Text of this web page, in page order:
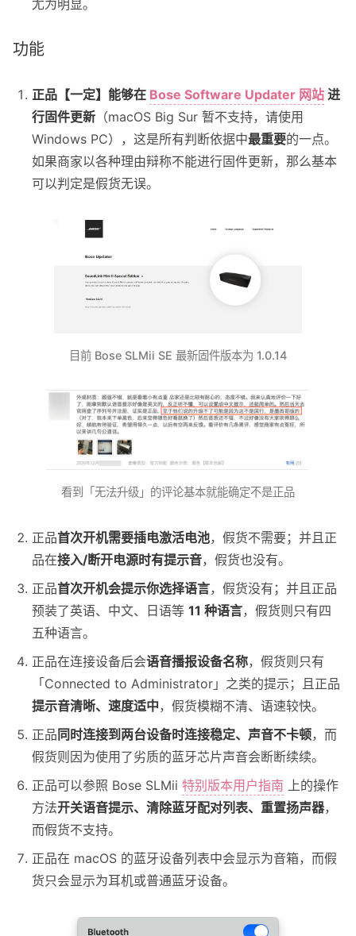
尤为明显。
功能
正品【一定】能够在 Bose Software Updater 网站 进
行固件更新 （macOS Big Sur 暂不支持，请使用
Windows PC），这是所有判断依据中最重要的一点。
如果商家以各种理由辩称不能进行固件更新，那么基本
可以判定是假货无误。
目前 Bose SLMii SE 最新固件版本为 1.0.14
看到「无法升级」的评论基本就能确定不是正品
正品首次开机需要插电激活电池，假货不需要；并且正
品在接入/断开电源时有提示音，假货也没有。
正品首次开机会提示你选择语言，假货没有；并且正品
预装了英语、中文、日语等 11 种语言，假货则只有四
五种语言。
正品在连接设备后会语音播报设备名称，假货则只有
「Connected to Administrator」之类的提示；且正品
提示音清晰、速度适中，假货模糊不清、语速较快。
正品 同时连接到两台设备时连接稳定、声音不卡顿，而
假货则因为使用了劣质的蓝牙芯片声音会断断续续。
正品可以参照 Bose SLMii 特别版本用户指南 上的操作
方法开关语音提示、清除蓝牙配对列表、重置扬声器，
而假货不支持。
正品在 macOS 的蓝牙设备列表中会显示为音箱，而假
货只会显示为耳机或普通蓝牙设备。